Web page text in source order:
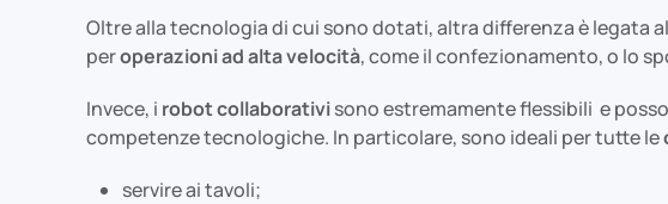
Oltre alla tecnologia di cui sono dotati, altra differenza è legata
peroperazioni ad alta velocità, come il confezionamento, o lo
Invece, i robot collaborativisono estremamente flessibili e
competenze tecnologiche. In particolare, sono ideali per tutte le
servire ai tavoli;